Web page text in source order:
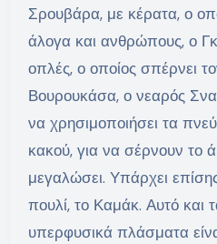
Σρουβάρα, με κέρατα, ο
άλογα και ανθρώπους, ο
οπλές, ο οποίος σπέρνει
Βουρουκάσα, ο νεαρός
να χρησιμοποιήσει τα
κακού, για να σέρνουν το
μεγαλώσει. Υπάρχει
πουλί, το Καμάκ. Αυτό και
υπερφυσικά πλάσματα